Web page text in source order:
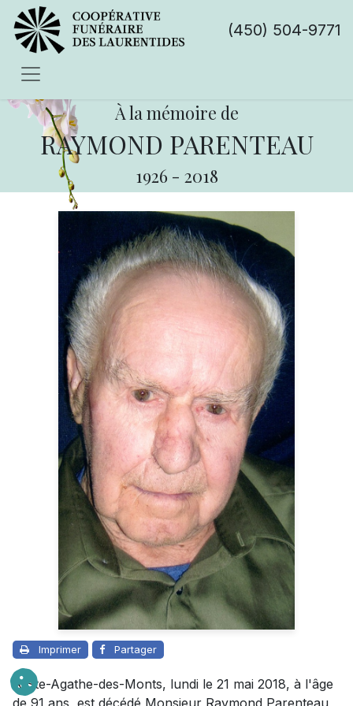
(450) 504-9771
À la mémoire de
RAYMOND PARENTEAU
1926 - 2018
Imprimer Partager
À Ste-Agathe-des-Monts, lundi le 21 mai 2018, à l'âge